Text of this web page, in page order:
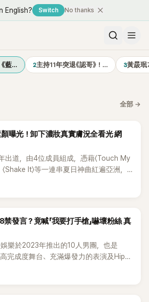
English? Switch No thanks
藍… 2主持11年突退《認哥》！… 3黃晸
全部 →
曝光！卸下濃妝真實膚況全看光 網
出道，由4位成員組成，憑藉〈Touch My
〈Shake It〉等一連串夏日神曲紅遍亞洲，
過，團體在出道滿7年後宣布解散，成員各
的好交情，她幾乎素顏入鏡的真實模
議。
發言？竟喊「我要打手槍」嚇壞粉絲 真
樂於2023年推出的10人男團，也是
完成度舞台、充滿爆發力的表演及Hip-
迅速累積大批海內外粉絲，近年也陸續